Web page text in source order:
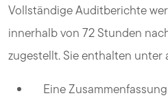
Vollständige Auditberichte
innerhalb von 72 Stunden
zugestellt. Sie enthalten unter
Eine